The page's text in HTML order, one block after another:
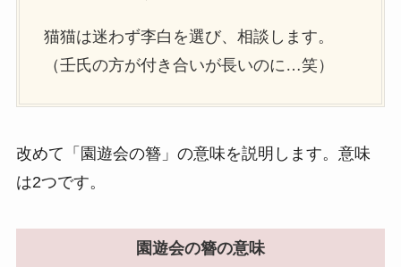
猫猫は迷わず李白を選び、相談します。
（壬氏の方が付き合いが長いのに…笑）
改めて「園遊会の簪」の意味を説明します。意味
は2つです。
園遊会の簪の意味